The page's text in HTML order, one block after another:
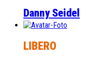
Danny Seidel
LIBERO